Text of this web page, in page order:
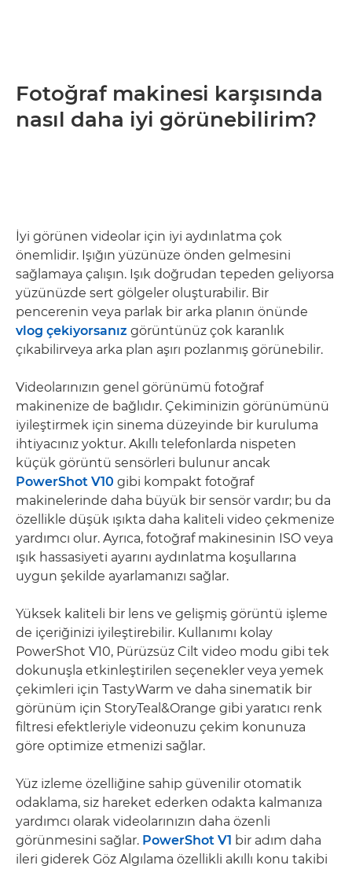
Fotoğraf makinesi karşısında
nasıl daha iyi görünebilirim?
İyi görünen videolar için iyi aydınlatma çok
önemlidir. Işığın yüzünüze önden gelmesini
sağlamaya çalışın. Işık doğrudan tepeden geliyorsa
yüzünüzde sert gölgeler oluşturabilir. Bir
pencerenin veya parlak bir arka planın önünde
vlog çekiyorsanız görüntünüz çok karanlık
çıkabilirveya arka plan aşırı pozlanmış görünebilir.
Videolarınızın genel görünümü fotoğraf
makinenize de bağlıdır. Çekiminizin görünümünü
iyileştirmek için sinema düzeyinde bir kuruluma
ihtiyacınız yoktur. Akıllı telefonlarda nispeten
küçük görüntü sensörleri bulunur ancak
PowerShot V10 gibi kompakt fotoğraf
makinelerinde daha büyük bir sensör vardır; bu da
özellikle düşük ışıkta daha kaliteli video çekmenize
yardımcı olur. Ayrıca, fotoğraf makinesinin ISO veya
ışık hassasiyeti ayarını aydınlatma koşullarına
uygun şekilde ayarlamanızı sağlar.
Yüksek kaliteli bir lens ve gelişmiş görüntü işleme
de içeriğinizi iyileştirebilir. Kullanımı kolay
PowerShot V10, Pürüzsüz Cilt video modu gibi tek
dokunuşla etkinleştirilen seçenekler veya yemek
çekimleri için TastyWarm ve daha sinematik bir
görünüm için StoryTeal&Orange gibi yaratıcı renk
filtresi efektleriyle videonuzu çekim konunuza
göre optimize etmenizi sağlar.
Yüz izleme özelliğine sahip güvenilir otomatik
odaklama, siz hareket ederken odakta kalmanıza
yardımcı olarak videolarınızın daha özenli
görünmesini sağlar. PowerShot V1 bir adım daha
ileri giderek Göz Algılama özellikli akıllı konu takibi